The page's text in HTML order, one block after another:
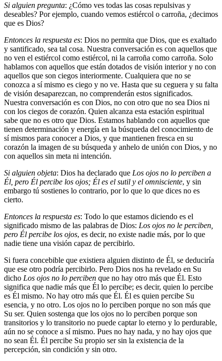
Si alguien pregunta: ¿Cómo ves todas las cosas repulsivas y
deseables? Por ejemplo, cuando vemos estiércol o carroña, ¿decimos
que es Dios?
Entonces la respuesta es: Dios no permita que Dios, que es exaltado
y santificado, sea tal cosa. Nuestra conversación es con aquellos que
no ven el estiércol como estiércol, ni la carroña como carroña. Solo
hablamos con aquellos que están dotados de visión interior y no con
aquellos que son ciegos interiormente. Cualquiera que no se
conozca a sí mismo es ciego y no ve. Hasta que su ceguera y su falta
de visión desaparezcan, no comprenderán estos significados.
Nuestra conversación es con Dios, no con otro que no sea Dios ni
con los ciegos de corazón. Quien alcanza esta estación espiritual
sabe que no es otro que Dios. Estamos hablando con aquellos que
tienen determinación y energía en la búsqueda del conocimiento de
sí mismos para conocer a Dios, y que mantienen fresca en su
corazón la imagen de su búsqueda y anhelo de unión con Dios, y no
con aquellos sin meta ni intención.
Si alguien objeta: Dios ha declarado que Los ojos no lo perciben a
Él, pero Él percibe los ojos; Él es el sutil y el omnisciente, y sin
embargo tú sostienes lo contrario, por lo que lo que dices no es
cierto.
Entonces la respuesta es: Todo lo que estamos diciendo es el
significado mismo de las palabras de Dios: Los ojos no le perciben,
pero Él percibe los ojos, es decir, no existe nadie más, por lo que
nadie tiene una visión capaz de percibirlo.
Si fuera concebible que existiera alguien distinto de Él, se deduciría
que ese otro podría percibirlo. Pero Dios nos ha revelado en Su
dicho Los ojos no lo perciben que no hay otro más que Él. Esto
significa que nadie más que Él lo percibe; es decir, quien lo percibe
es Él mismo. No hay otro más que Él. Él es quien percibe Su
esencia, y no otro. Los ojos no lo perciben porque no son más que
Su ser. Quien sostenga que los ojos no lo perciben porque son
transitorios y lo transitorio no puede captar lo eterno y lo perdurable,
aún no se conoce a sí mismo. Pues no hay nada, y no hay ojos que
no sean Él. Él percibe Su propio ser sin la existencia de la
percepción, sin condición y sin otro.